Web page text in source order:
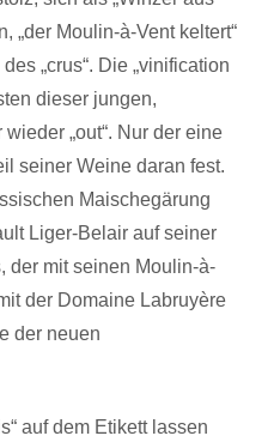
„der Moulin-à-Vent keltert“
„crus“. Die „vinification
dieser jungen,
„out“. Nur der eine
seiner Weine daran fest.
Maischegärung
Liger-Belair auf seiner
der mit seinen Moulin-à-
der Domaine Labruyère
der neuen
auf dem Etikett lassen